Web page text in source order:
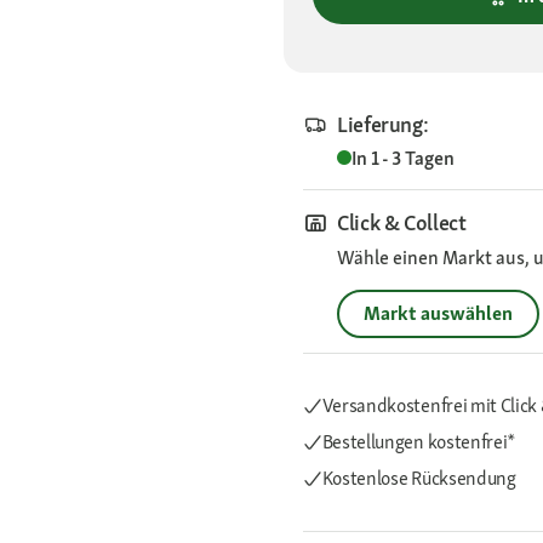
Lieferung:
In 1 - 3 Tagen
Click & Collect
Wähle einen Markt aus,
Markt auswählen
Versandkostenfrei mit Click
Bestellungen kostenfrei*
Kostenlose Rücksendung